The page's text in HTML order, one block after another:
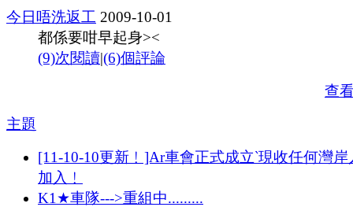
今日唔洗返工 2009-10-01
都係要咁早起身><
(9)次閱讀|(6)個評論
查
主題
[11-10-10更新﹗]Ar車會正式成立‵現收任何灣岸
加入﹗
K1★車隊--->重組中.........